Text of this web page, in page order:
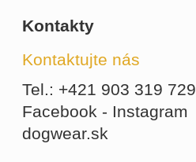
Kontakty
Kontaktujte nás
Tel.: +421 903 319 729
Facebook - Instagram
dogwear.sk